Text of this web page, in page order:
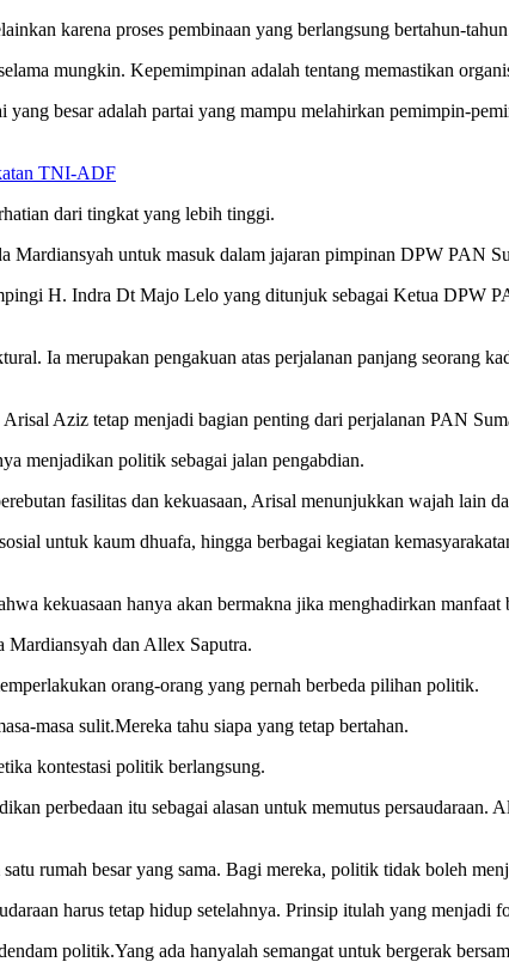
karena proses pembinaan yang berlangsung bertahun-
mungkin. Kepemimpinan adalah tentang memastikan
yang besar adalah partai yang mampu melahirkan pemimpin-
TNI-ADF
dari tingkat yang lebih tinggi.
untuk masuk dalam jajaran pimpinan DPW PAN
H. Indra Dt Majo Lelo yang ditunjuk sebagai Ketua DPW
Ia merupakan pengakuan atas perjalanan panjang seorang
Aziz tetap menjadi bagian penting dari perjalanan PAN
menjadikan politik sebagai jalan pengabdian.
fasilitas dan kekuasaan, Arisal menunjukkan wajah lain
untuk kaum dhuafa, hingga berbagai kegiatan
kekuasaan hanya akan bermakna jika menghadirkan manfaat
Mardiansyah dan Allex Saputra.
orang-orang yang pernah berbeda pilihan politik.
masa sulit.Mereka tahu siapa yang tetap bertahan.
kontestasi politik berlangsung.
perbedaan itu sebagai alasan untuk memutus
rumah besar yang sama. Bagi mereka, politik tidak boleh
harus tetap hidup setelahnya. Prinsip itulah yang
politik.Yang ada hanyalah semangat untuk bergerak